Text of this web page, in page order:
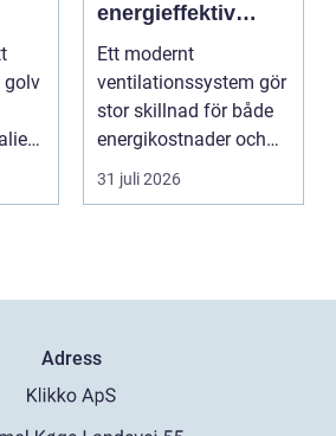
golv
energieffektiv
lösning för ett
bättre
inomhusklimat
Ett modernt
ventilationssystem gör
stor skillnad för både
energikostnader och
välmående. I en stad
31 juli 2026
Adress